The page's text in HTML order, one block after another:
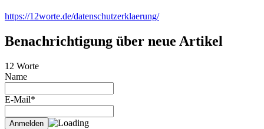
https://12worte.de/datenschutzerklaerung/
Benachrichtigung über neue Artikel
12 Worte
Name
E-Mail*